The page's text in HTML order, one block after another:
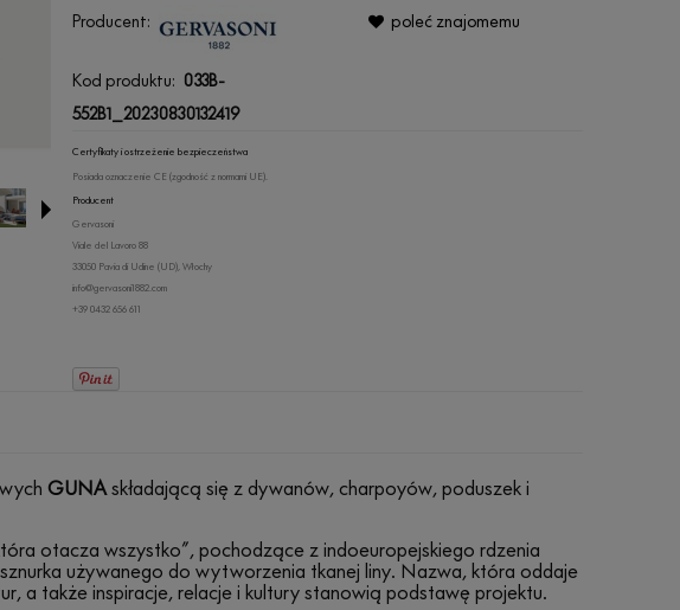
Producent:
Kod produktu: 033B-
552B1_20230830132419
poleć znajomemu
Certyfikaty i ostrzeżenie bezpieczeństwa
Posiada oznaczenie CE (zgodność z normami UE).
Producent
Gervasoni
Viale del Lavoro 88
33050 Pavia di Udine (UD), Włochy
info@gervasoni1882.com
+39 0432 656 611
GUNAskładającą się z dywanów, charpoyów, poduszek i
otacza wszystko”, pochodzące z indoeuropejskiego rdzenia
używanego do wytworzenia tkanej liny. Nazwa, która oddaje
a także inspiracje, relacje i kultury stanowią podstawę projektu.